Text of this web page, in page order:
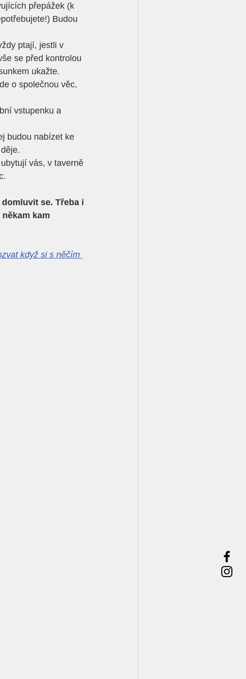
přepážek (k
Budou
ptají, jestli v
se před kontrolou
ukažte.
o společnou věc,
vstupenku a
budou nabízet ke
vás, v taverně
se. Třeba i
kam
když si s něčím